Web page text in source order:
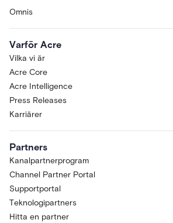
Omnis
Varför Acre
Vilka vi är
Acre Core
Acre Intelligence
Press Releases
Karriärer
Partners
Kanalpartnerprogram
Channel Partner Portal
Supportportal
Teknologipartners
Hitta en partner